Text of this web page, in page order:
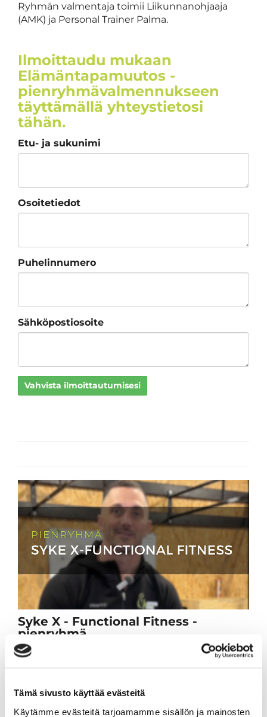
Tämä sivusto käyttää evästeitä
Käytämme evästeitä tarjoamamme sisällön ja mainosten
Ryhmän valmentaja toimii Liikunnanohjaaja
(AMK) ja Personal Trainer Palma.
Ilmoittaudu mukaan
Elämäntapamuutos -
pienryhmävalmennukseen
täyttämällä yhteystietosi
tähän.
Etu- ja sukunimi
Osoitetiedot
Puhelinnumero
Sähköpostiosoite
Vahvista ilmoittautumisesi
Syke X - Functional Fitness -
pienryhmä
Tartu ainutlaatuiseen tilaisuuteen ja tule
englanninkielinen ja alkaa taas keskiviikkona